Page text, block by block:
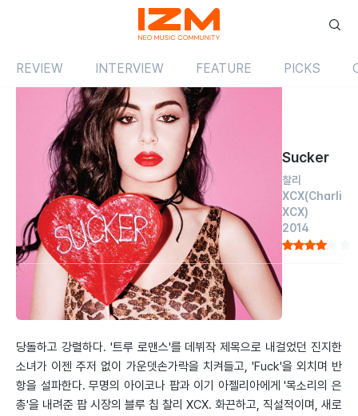
REVIEW INTERVIEW FEATURE PICKS
앨범 해외
Sucker
찰리
XCX(Charli
XCX)
2014
2014.12.01
'Fuck You, SUCKER!'
당돌하고 강렬하다. '트루 로맨스'를 데뷔작 제목으로 내걸었던 진지한
소녀가 이젠 주저 없이 가운뎃손가락을 치켜들고, 'Fuck'을 외치며 반
항을 설파한다. 무명의 아이코나 팝과 이기 아젤리아에게 '목소리의 은
총'을 내려준 팝 시장의 블루 칩 찰리 XCX. 화끈하고, 직설적이며, 새로